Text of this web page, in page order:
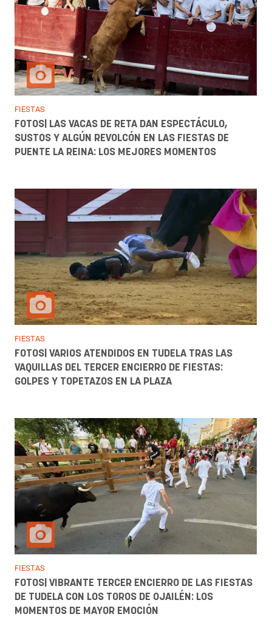
FIESTAS
FOTOS| LAS VACAS DE RETA DAN ESPECTÁCULO,
SUSTOS Y ALGÚN REVOLCÓN EN LAS FIESTAS DE
PUENTE LA REINA: LOS MEJORES MOMENTOS
FIESTAS
FOTOS| VARIOS ATENDIDOS EN TUDELA TRAS LAS
VAQUILLAS DEL TERCER ENCIERRO DE FIESTAS:
GOLPES Y TOPETAZOS EN LA PLAZA
FIESTAS
FOTOS| VIBRANTE TERCER ENCIERRO DE LAS FIESTAS
DE TUDELA CON LOS TOROS DE OJAILÉN: LOS
MOMENTOS DE MAYOR EMOCIÓN